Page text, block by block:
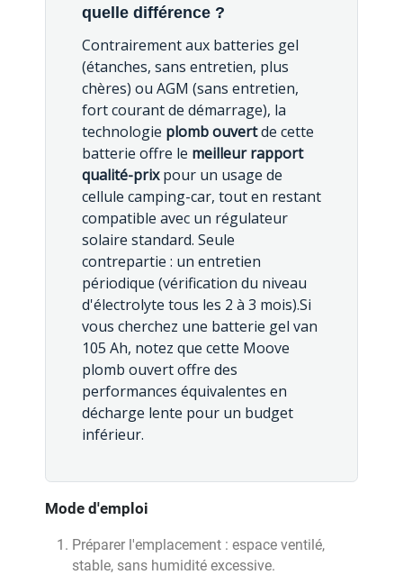
quelle différence ?
Contrairement aux batteries gel
(étanches, sans entretien, plus
chères) ou AGM (sans entretien,
fort courant de démarrage), la
technologie plomb ouvertde cette
batterie offre le meilleur rapport
qualité-prix pour un usage de
cellule camping-car, tout en restant
compatible avec un régulateur
solaire standard. Seule
contrepartie : un entretien
périodique (vérification du niveau
d'électrolyte tous les 2 à 3 mois).Si
vous cherchez une batterie gel van
105 Ah, notez que cette Moove
plomb ouvert offre des
performances équivalentes en
décharge lente pour un budget
inférieur.
Mode d'emploi
Préparer l'emplacement : espace ventilé,
stable, sans humidité excessive.